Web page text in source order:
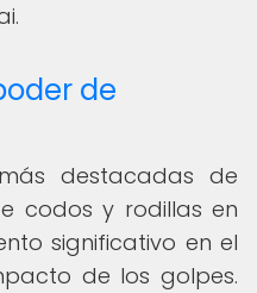
de
destacadas de
codos y rodillas en
significativo en el
de los golpes.